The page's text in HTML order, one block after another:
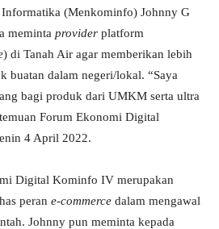
(Menkominfo) Johnny G
meminta provider platform
) di Tanah Air agar memberikan lebih
buatan dalam negeri/lokal. “Saya
bagi produk dari UMKM serta ultra
Forum Ekonomi Digital
4 April 2022.
Digital Kominfo IV merupakan
peran e-commerce dalam mengawal
Johnny pun meminta kepada